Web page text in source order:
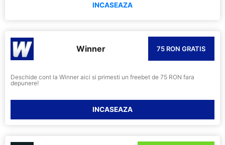
INCASEAZA
Winner 75 RON GRATIS
Deschide cont la Winner aici si primesti un freebet de 75 RON fara
depunere!
INCASEAZA